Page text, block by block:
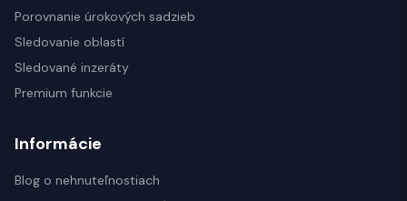
Porovnanie úrokových sadzieb
Sledovanie oblastí
Sledované inzeráty
Premium funkcie
Informácie
Blog o nehnuteľnostiach